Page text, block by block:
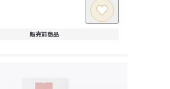
販売前商品